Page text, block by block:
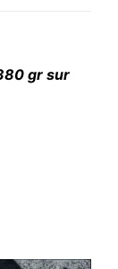
gr sur